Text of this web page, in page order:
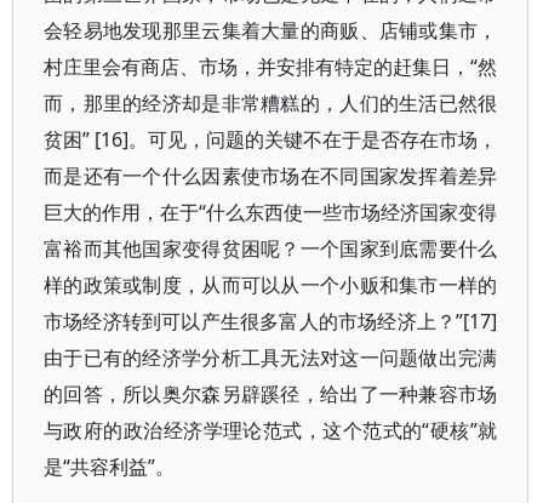
会轻易地发现那里云集着大量的商贩、店铺或集市，
村庄里会有商店、市场，并安排有特定的赶集日，“然
而，那里的经济却是非常糟糕的，人们的生活已然很
贫困” [16]。可见，问题的关键不在于是否存在市场，
而是还有一个什么因素使市场在不同国家发挥着差异
巨大的作用，在于“什么东西使一些市场经济国家变得
富裕而其他国家变得贫困呢？一个国家到底需要什么
样的政策或制度，从而可以从一个小贩和集市一样的
市场经济转到可以产生很多富人的市场经济上？”[17]
由于已有的经济学分析工具无法对这一问题做出完满
的回答，所以奥尔森另辟蹊径，给出了一种兼容市场
与政府的政治经济学理论范式，这个范式的“硬核”就
是“共容利益”。